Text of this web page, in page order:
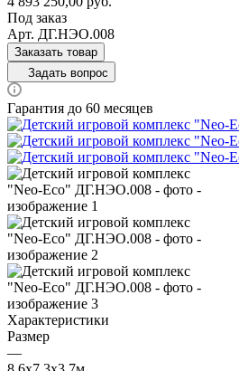
Под заказ
Арт. ДГ.НЭО.008
Заказать товар
Задать вопрос
Гарантия до 60 месяцев
Характеристики
Размер
—